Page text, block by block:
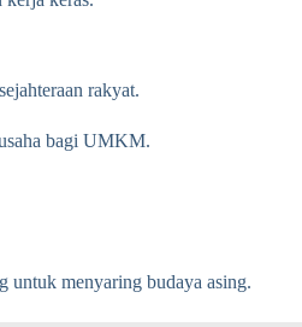
rakyat.
bagi UMKM.
untuk menyaring budaya asing.